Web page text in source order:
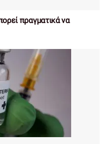
πραγματικά να